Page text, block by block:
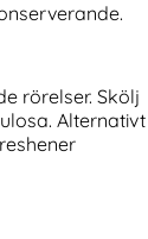
rörelser. Skölj
Alternativt